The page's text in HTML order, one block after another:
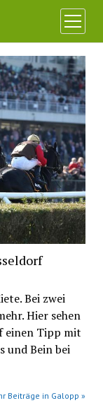
Menü
öffnen
Bei zwei
Hier sehen
einen Tipp mit
und Bein bei
Beiträge in Galopp »